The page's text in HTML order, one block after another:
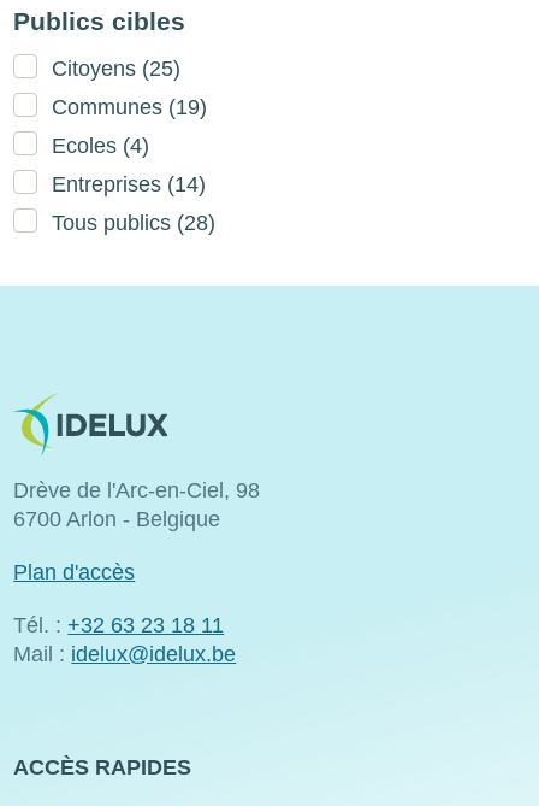
Publics cibles
Citoyens (25)
Communes (19)
Ecoles (4)
Entreprises (14)
Tous publics (28)
Image
Drève de l'Arc-en-Ciel, 98
6700 Arlon - Belgique
Plan d'accès
Tél. : +32 63 23 18 11
Mail : idelux@idelux.be
ACCÈS RAPIDES